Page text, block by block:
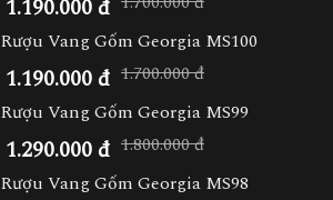
1.190.000 đ
Rượu Vang Gốm Georgia MS100
1.190.000 đ 1.700.000 đ
Rượu Vang Gốm Georgia MS99
1.290.000 đ 1.800.000 đ
Rượu Vang Gốm Georgia MS98